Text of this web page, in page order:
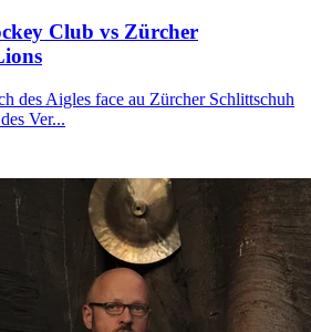
Club vs Zürcher
des Aigles face au Zürcher Schlittschuh
Ver...